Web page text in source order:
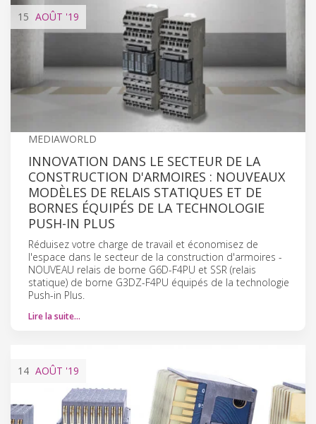
15 AOÛT '19
MEDIAWORLD
INNOVATION DANS LE SECTEUR DE LA
CONSTRUCTION D'ARMOIRES : NOUVEAUX
MODÈLES DE RELAIS STATIQUES ET DE
BORNES ÉQUIPÉS DE LA TECHNOLOGIE
PUSH-IN PLUS
Réduisez votre charge de travail et économisez de
l'espace dans le secteur de la construction d'armoires -
NOUVEAU relais de borne G6D-F4PU et SSR (relais
statique) de borne G3DZ-F4PU équipés de la technologie
Push-in Plus.
Lire la suite…
14 AOÛT '19